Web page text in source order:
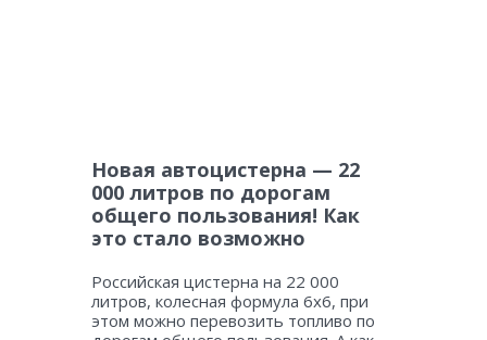
Новая автоцистерна — 22
000 литров по дорогам
общего пользования! Как
это стало возможно
Российская цистерна на 22 000
литров, колесная формула 6х6, при
этом можно перевозить топливо по